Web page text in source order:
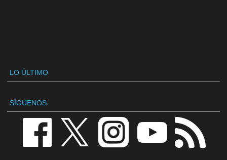
LO ÚLTIMO
SÍGUENOS